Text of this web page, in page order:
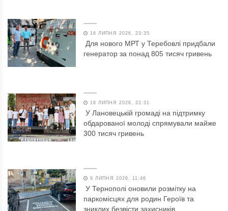
16 ЛИПНЯ 2026, 23:35
Для нового МРТ у Теребовлі придбали
генератор за понад 805 тисяч гривень
16 ЛИПНЯ 2026, 22:31
У Лановецькій громаді на підтримку
обдарованої молоді спрямували майже
300 тисяч гривень
9 ЛИПНЯ 2026, 11:46
У Тернополі оновили розмітку на
паркомісцях для родин Героїв та
зниклих безвісти захисників